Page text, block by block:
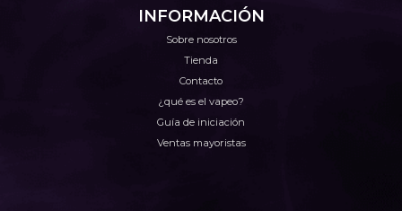
INFORMACIÓN
Sobre nosotros
Tienda
Contacto
¿qué es el vapeo?
Guía de iniciación
Ventas mayoristas